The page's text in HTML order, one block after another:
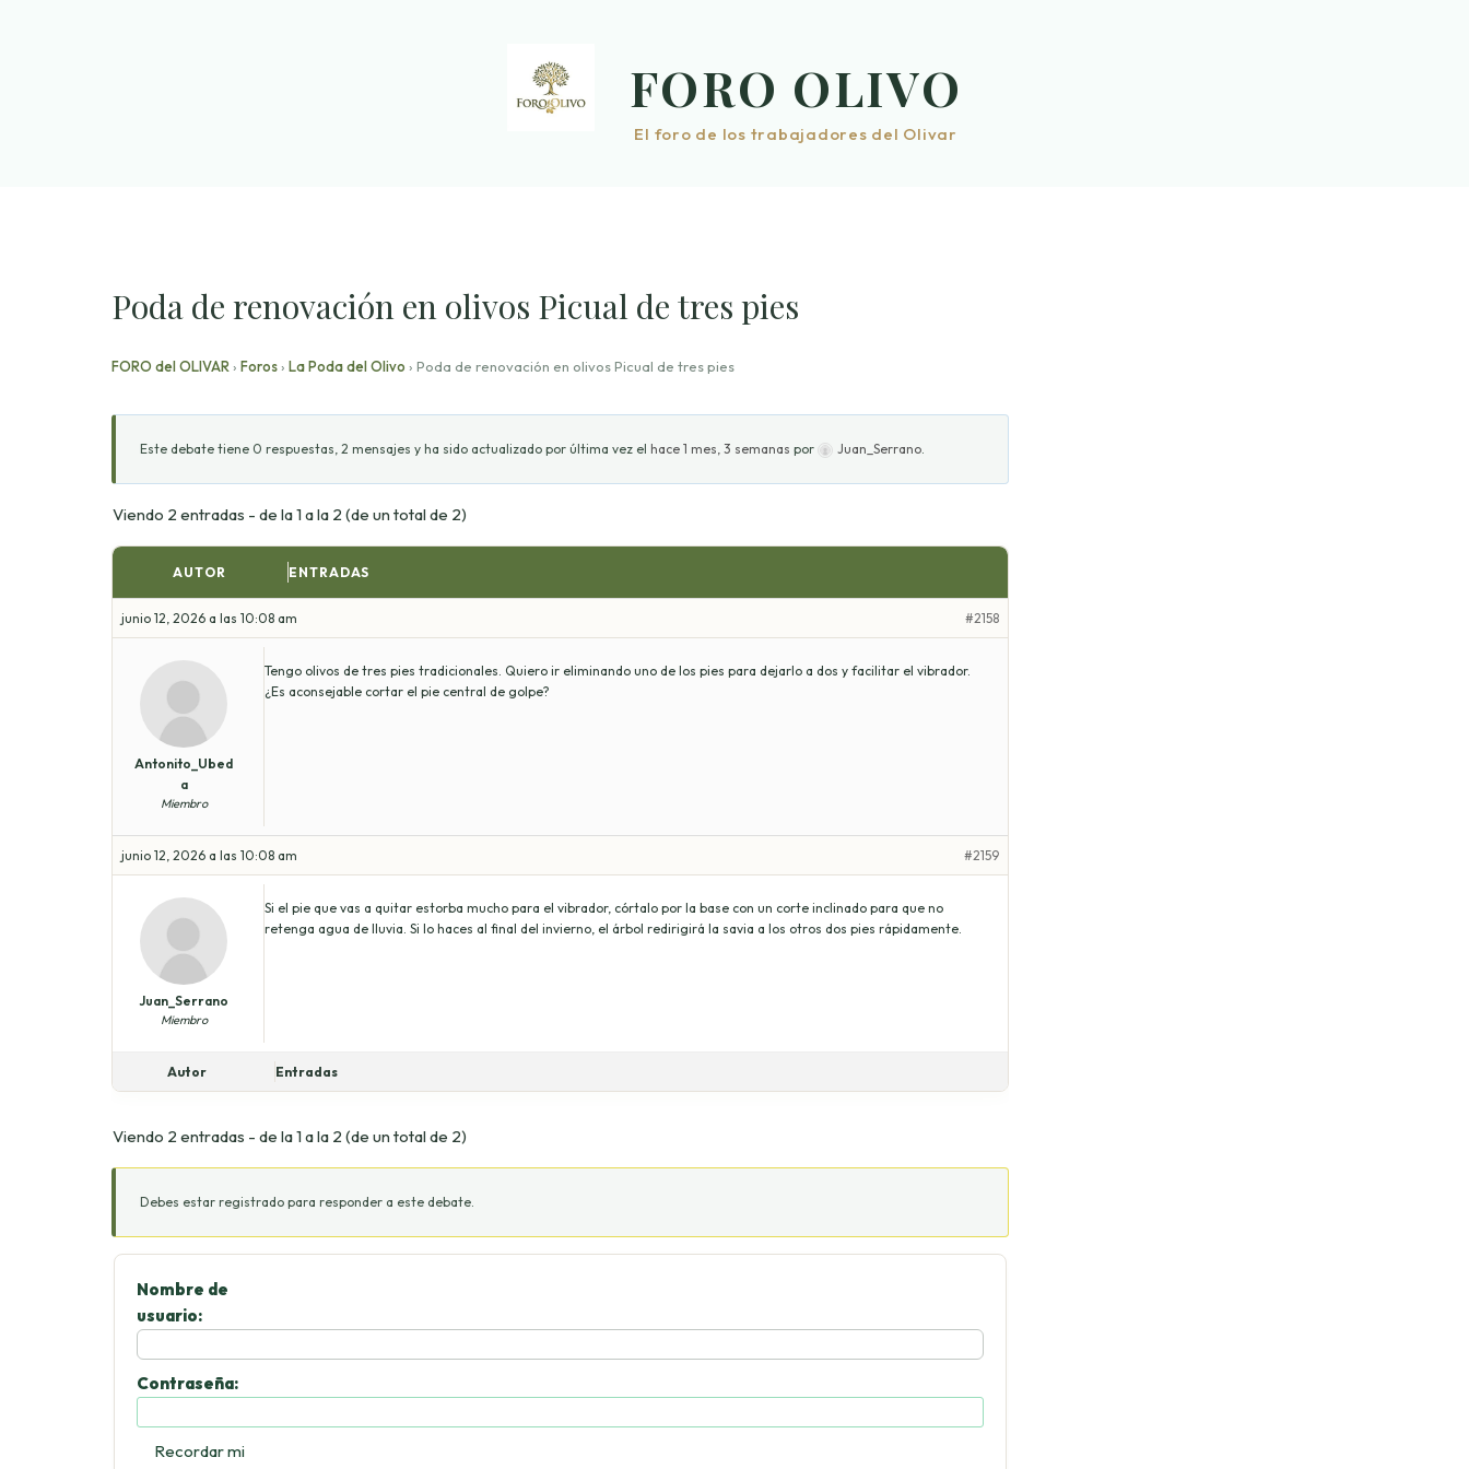
FORO OLIVO
El foro de los trabajadores del Olivar
Poda de renovación en olivos Picual de tres pies
FORO del OLIVAR › Foros › La Poda del Olivo › Poda de renovación en olivos Picual de tres pies
Este debate tiene 0 respuestas, 2 mensajes y ha sido actualizado por última vez el hace 1 mes, 3 semanas por Juan_Serrano.
Viendo 2 entradas - de la 1 a la 2 (de un total de 2)
AUTOR ENTRADAS
junio 12, 2026 a las 10:08 am #2158
Antonito_Ubed
a
Miembro
Tengo olivos de tres pies tradicionales. Quiero ir eliminando uno de los pies para dejarlo a dos y facilitar el vibrador.
¿Es aconsejable cortar el pie central de golpe?
junio 12, 2026 a las 10:08 am #2159
Juan_Serrano
Miembro
Si el pie que vas a quitar estorba mucho para el vibrador, córtalo por la base con un corte inclinado para que no
retenga agua de lluvia. Si lo haces al final del invierno, el árbol redirigirá la savia a los otros dos pies rápidamente.
Autor Entradas
Viendo 2 entradas - de la 1 a la 2 (de un total de 2)
Debes estar registrado para responder a este debate.
Nombre de
usuario:
Contraseña:
Recordar mi